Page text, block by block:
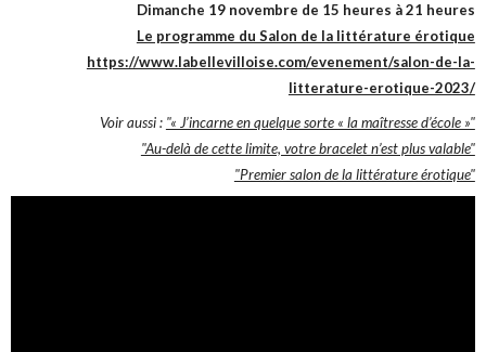
Dimanche 19 novembre de 15 heures à 21 heures
Le programme du Salon de la littérature érotique
https://www.labellevilloise.com/evenement/salon-de-la-
litterature-erotique-2023/
Voir aussi : "« J’incarne en quelque sorte « la maîtresse d’école »"
"Au-delà de cette limite, votre bracelet n’est plus valable"
"Premier salon de la littérature érotique"